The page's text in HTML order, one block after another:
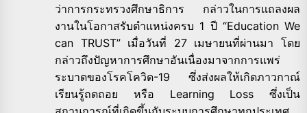
ว่าการกระทรวงศึกษาธิการ กล่าวในการแถลงผล
งานในโอกาสรับตำแหน่งครบ 1 ปี “Education We
can TRUST” เมื่อวันที่ 27 เมษายนที่ผ่านมา โดย
กล่าวถึงปัญหาการศึกษาอันเนื่องมาจากการแพร่
ระบาดของโรคโควิด-19 ซึ่งส่งผลให้เกิดภาวกาณ์
เรียนรู้ถดถอย หรือ Learning Loss ซึ่งเป็น